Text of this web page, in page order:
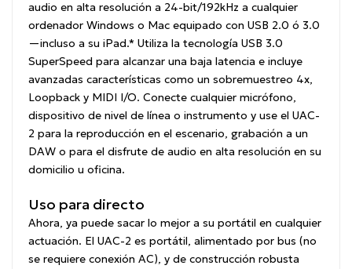
audio en alta resolución a 24-bit/192kHz a cualquier
ordenador Windows o Mac equipado con USB 2.0 ó 3.0
—incluso a su iPad.* Utiliza la tecnología USB 3.0
SuperSpeed para alcanzar una baja latencia e incluye
avanzadas características como un sobremuestreo 4x,
Loopback y MIDI I/O. Conecte cualquier micrófono,
dispositivo de nivel de línea o instrumento y use el UAC-
2 para la reproducción en el escenario, grabación a un
DAW o para el disfrute de audio en alta resolución en su
domicilio u oficina.
Uso para directo
Ahora, ya puede sacar lo mejor a su portátil en cualquier
actuación. El UAC-2 es portátil, alimentado por bus (no
se requiere conexión AC), y de construcción robusta